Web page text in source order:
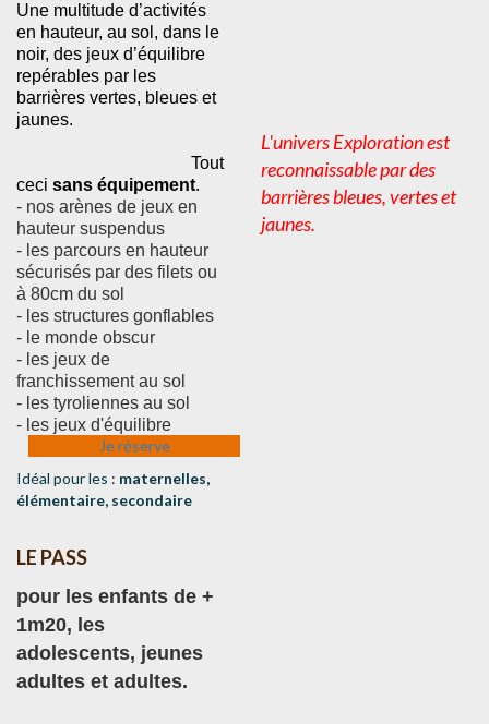
Une multitude d’activités
en hauteur, au sol, dans le
noir, des jeux d’équilibre
repérables par les
barrières vertes, bleues et
jaunes.
ceci sans équipement.
- nos arènes de jeux en
hauteur suspendus
- les parcours en hauteur
sécurisés par des filets ou
à 80cm du sol
- les structures gonflables
- le monde obscur
- les jeux de
franchissement au sol
- les tyroliennes au sol
- les jeux d'équilibre
Je réserve
Idéal pour les : maternelles,
élémentaire, secondaire
L'univers Exploration est
reconnaissable par des
barrières bleues, vertes et
jaunes.
LE PASS
pour les enfants de +
1m20, les
adolescents, jeunes
adultes et adultes.